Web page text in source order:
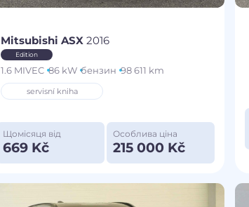
Mitsubishi ASX2016
Edition
1.6 MIVEC 86 kW бензин 98 611 km
servisní kniha
Щомісяця від
669 Kč
Особлива ціна
215 000 Kč